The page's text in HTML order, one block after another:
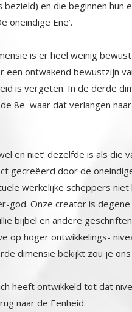
oneindige Ene’.
is er heel weinig
ontwakend bewustzijn
is vergeten. In de derde
8e waar dat verlangen
en niet’ dezelfde is als die
gecreëerd door de oneindige
werkelijke scheppers niet
Onze creator is degene
bijbel en andere geschriften.
hoger ontwikkelings-
dimensie bekijkt zou je
heeft ontwikkeld tot dat
naar de Eenheid.